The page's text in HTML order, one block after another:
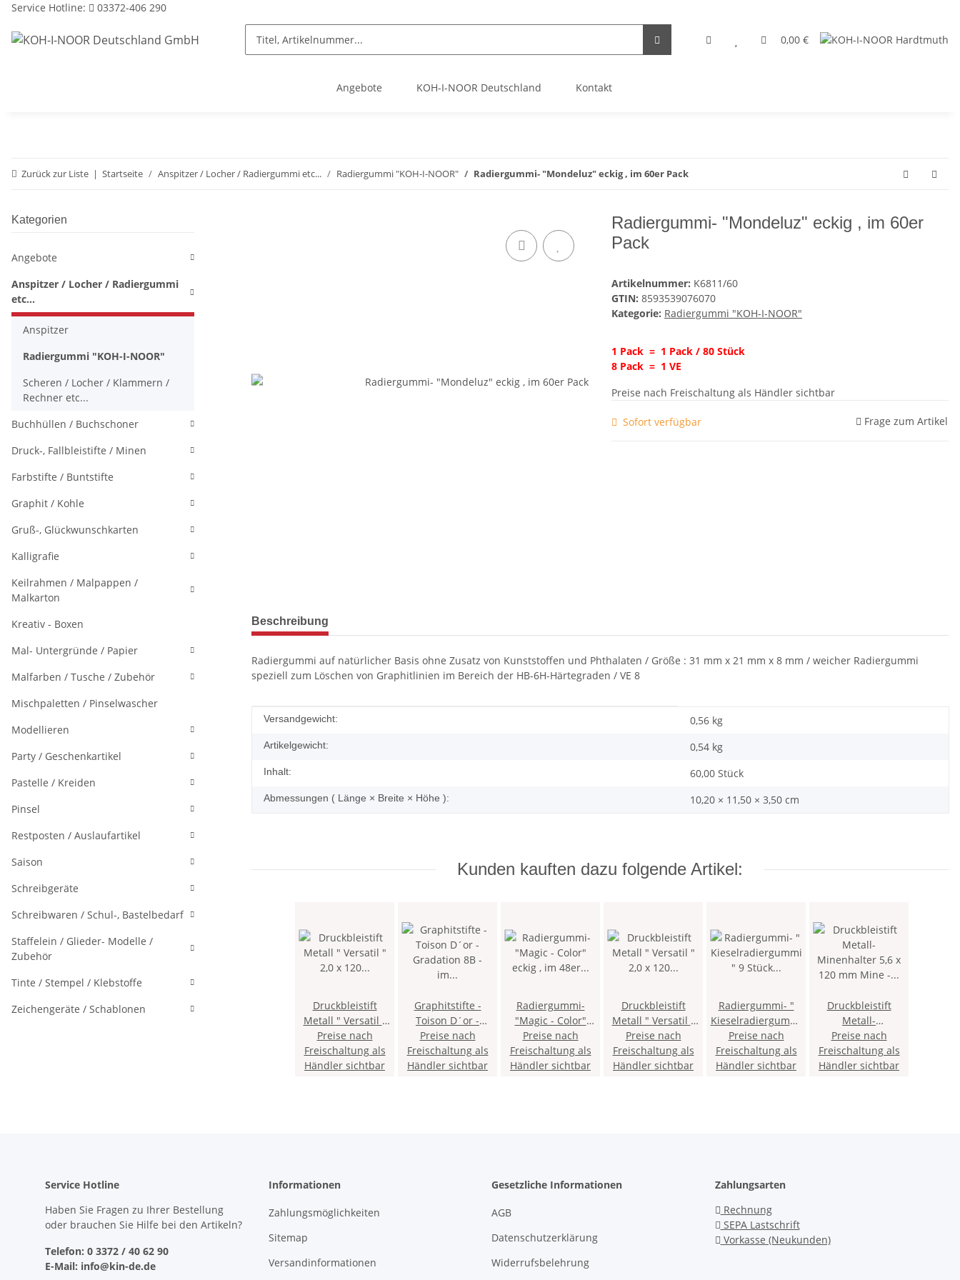
Service Hotline: 03372-406 290
0,00 €
Angebote KOH-I-NOOR Deutschland Kontakt
Zurück zur Liste Startseite Anspitzer / Locher / Radiergummi etc... Radiergummi "KOH-I-NOOR" Radiergummi- "Mondeluz" eckig , im 60er Pack
Radiergummi- "Mondeluz" eckig , im 60er
Pack
Artikelnummer: K6811/60
GTIN: 8593539076070
Kategorie: Radiergummi "KOH-I-NOOR"
1 Pack = 1 Pack / 80 Stück
8 Pack = 1 VE
Preise nach Freischaltung als Händler sichtbar
Sofort verfügbar Frage zum Artikel
weitere Registerkarten anzeigen
Beschreibung
Radiergummi auf natürlicher Basis ohne Zusatz von Kunststoffen und Phthalaten / Größe : 31 mm x 21 mm x 8 mm / weicher Radiergummi
speziell zum Löschen von Graphitlinien im Bereich der HB-6H-Härtegraden / VE 8
Produkteigenschaft
Wert
Versandgewicht: 0,56 kg
Artikelgewicht: 0,54 kg
Inhalt: 60,00 Stück
Abmessungen ( Länge × Breite × Höhe ): 10,20 × 11,50 × 3,50 cm
Kunden kauften dazu folgende Artikel:
Druckbleistift
Metall " Versatil "
2,0 x 120 mm Mine
- farblich sortiert -
mit Minenspitzer
Preise nach
Freischaltung als
Händler sichtbar
Graphitstifte -
Toison D´or -
Gradation 8B - im
12er Pack
Preise nach
Freischaltung als
Händler sichtbar
Radiergummi-
"Magic - Color"
eckig , im 48er
Pack
Preise nach
Freischaltung als
Händler sichtbar
Druckbleistift
Metall " Versatil "
2,0 x 120 mm Mine
- Schwarz - mit
Minenspitzer und
Preise nach
Freischaltung als
Händler sichtbar
Radiergummi- "
Kieselradiergummi
" 9 Stück / 50g
sortiert - 9er Pack,
im Beutel
Preise nach
Freischaltung als
Händler sichtbar
Druckbleistift
Metall-
Minenhalter 5,6 x
120 mm Mine -
Grün - inklusive
Preise nach
Freischaltung als
Händler sichtbar
Kategorien
Angebote
Anspitzer / Locher / Radiergummi
etc...
Anspitzer
Radiergummi "KOH-I-NOOR"
Scheren / Locher / Klammern /
Rechner etc...
Buchhüllen / Buchschoner
Druck-, Fallbleistifte / Minen
Farbstifte / Buntstifte
Graphit / Kohle
Gruß-, Glückwunschkarten
Kalligrafie
Keilrahmen / Malpappen /
Malkarton
Kreativ - Boxen
Mal- Untergründe / Papier
Malfarben / Tusche / Zubehör
Mischpaletten / Pinselwascher
Modellieren
Party / Geschenkartikel
Pastelle / Kreiden
Pinsel
Restposten / Auslaufartikel
Saison
Schreibgeräte
Schreibwaren / Schul-, Bastelbedarf
Staffelein / Glieder- Modelle /
Zubehör
Tinte / Stempel / Klebstoffe
Zeichengeräte / Schablonen
Service Hotline
Haben Sie Fragen zu Ihrer Bestellung
oder brauchen Sie Hilfe bei den Artikeln?
Telefon: 0 3372 / 40 62 90
E-Mail: info@kin-de.de
Informationen
Zahlungsmöglichkeiten
Sitemap
Versandinformationen
Gesetzliche Informationen
AGB
Datenschutzerklärung
Widerrufsbelehrung
Zahlungsarten
Rechnung
SEPA Lastschrift
Vorkasse (Neukunden)